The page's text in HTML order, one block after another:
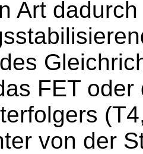
Art
FET
von der